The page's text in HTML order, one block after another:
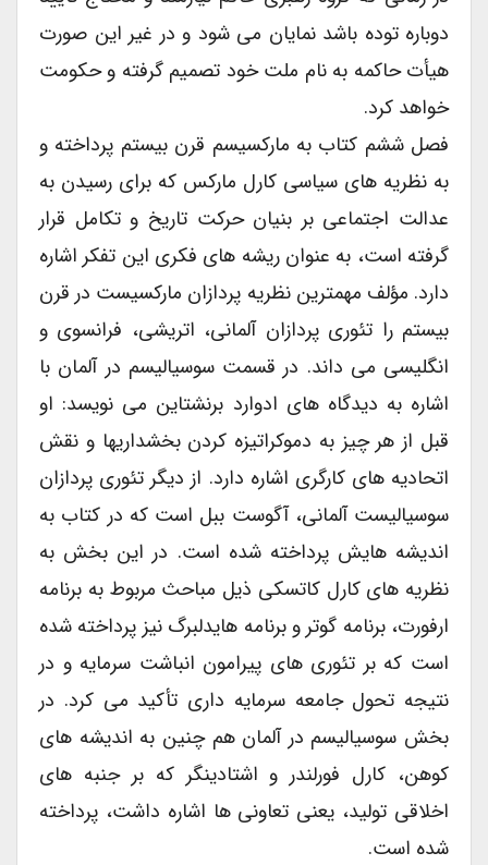
دوباره توده باشد نمایان می شود و در غیر این صورت
هیأت حاکمه به نام ملت خود تصمیم گرفته و حکومت
خواهد کرد.
فصل ششم کتاب به مارکسیسم قرن بیستم پرداخته و
به نظریه های سیاسی کارل مارکس که برای رسیدن به
عدالت اجتماعی بر بنیان حرکت تاریخ و تکامل قرار
گرفته است، به عنوان ریشه های فکری این تفکر اشاره
دارد. مؤلف مهمترین نظریه پردازان مارکسیست در قرن
بیستم را تئوری پردازان آلمانی، اتریشی، فرانسوی و
انگلیسی می داند. در قسمت سوسیالیسم در آلمان با
اشاره به دیدگاه های ادوارد برنشتاین می نویسد: او
قبل از هر چیز به دموکراتیزه کردن بخشداریها و نقش
اتحادیه های کارگری اشاره دارد. از دیگر تئوری پردازان
سوسیالیست آلمانی، آگوست ببل است که در کتاب به
اندیشه هایش پرداخته شده است. در این بخش به
نظریه های کارل کاتسکی ذیل مباحث مربوط به برنامه
ارفورت، برنامه گوتر و برنامه هایدلبرگ نیز پرداخته شده
است که بر تئوری های پیرامون انباشت سرمایه و در
نتیجه تحول جامعه سرمایه داری تأکید می کرد. در
بخش سوسیالیسم در آلمان هم چنین به اندیشه های
کوهن، کارل فورلندر و اشتادینگر که بر جنبه های
اخلاقی تولید، یعنی تعاونی ها اشاره داشت، پرداخته
شده است.